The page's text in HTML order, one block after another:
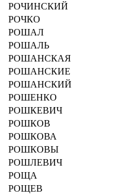
РОЧИНСКИЙ
РОЧКО
РОШАЛ
РОШАЛЬ
РОШАНСКАЯ
РОШАНСКИЕ
РОШАНСКИЙ
РОШЕНКО
РОШКЕВИЧ
РОШКОВ
РОШКОВА
РОШКОВЫ
РОШЛЕВИЧ
РОЩА
РОЩЕВ